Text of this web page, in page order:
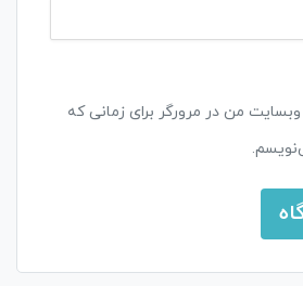
وبسایت من در مرورگر برای زمانی که